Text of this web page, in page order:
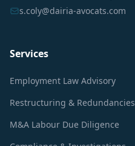
s.coly@dairia-avocats.com
Services
Employment Law Advisory
Restructuring & Redundancies
M&A Labour Due Diligence